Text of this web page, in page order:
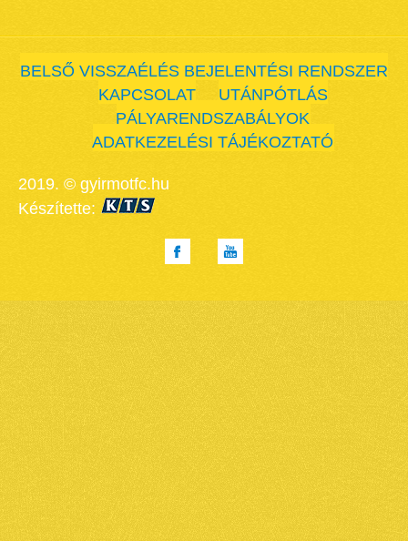
BELSŐ VISSZAÉLÉS BEJELENTÉSI RENDSZER
KAPCSOLAT
UTÁNPÓTLÁS
PÁLYARENDSZABÁLYOK
ADATKEZELÉSI TÁJÉKOZTATÓ
2019. © gyirmotfc.hu
Készítette: